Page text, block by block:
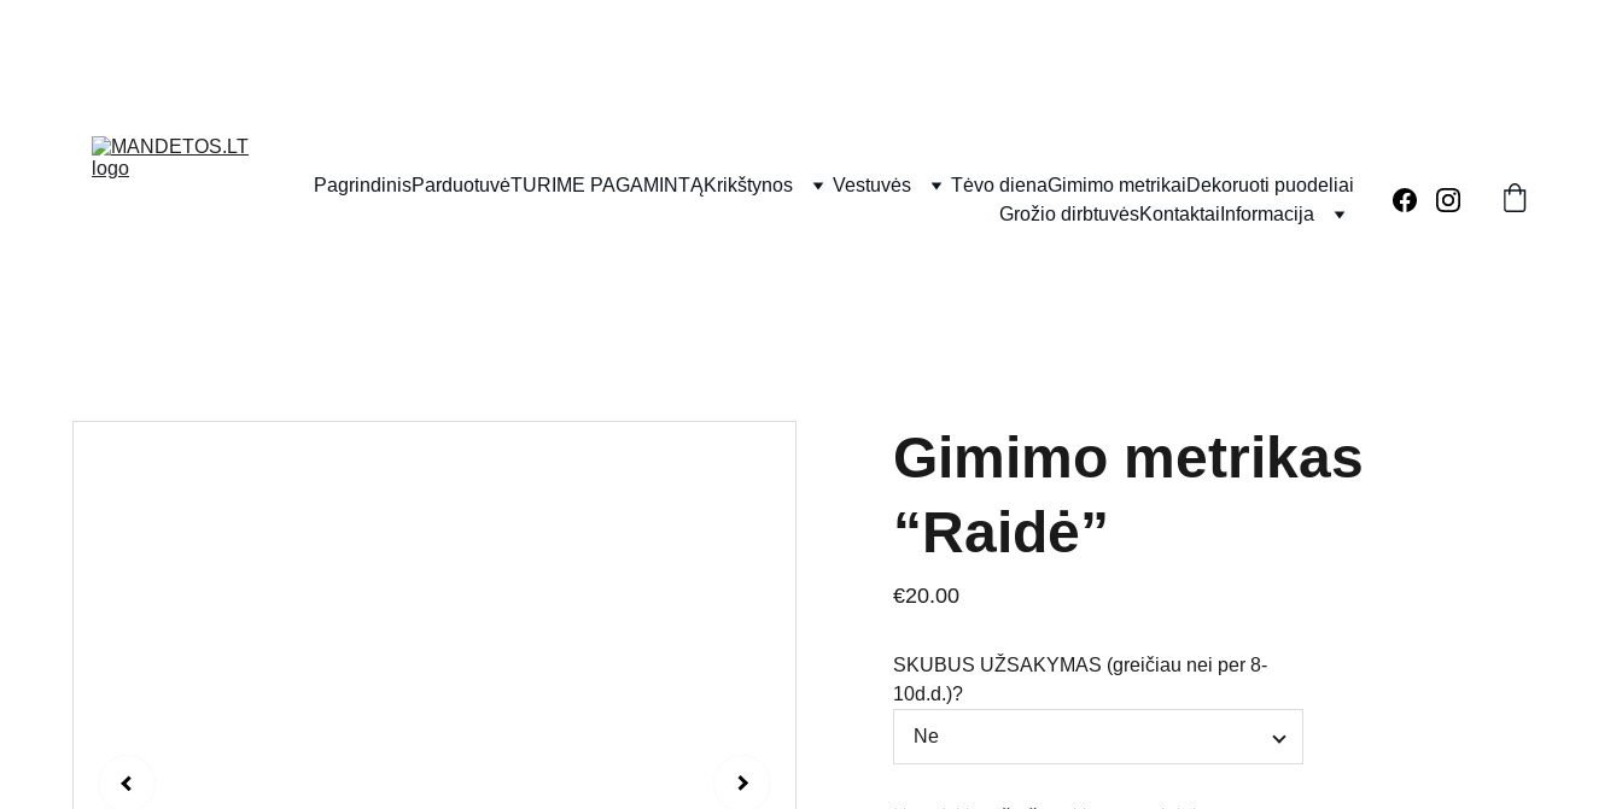
PagrindinisParduotuvėTURIME PAGAMINTĄKrikštynos Vestuvės Tėvo dienaGimimo metrikaiDekoruoti puodeliai
Grožio dirbtuvėsKontaktai Informacija
Gimimo metrikas
“Raidė”
€20.00
SKUBUS UŽSAKYMAS (greičiau nei per 8-
10d.d.)?